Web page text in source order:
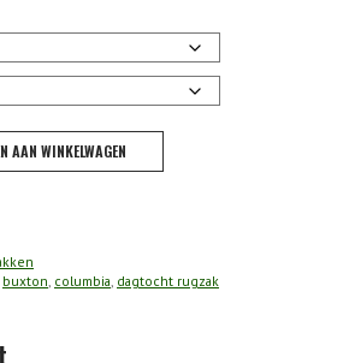
AAN WINKELWAGEN
buxton columbia dagtocht rugzak